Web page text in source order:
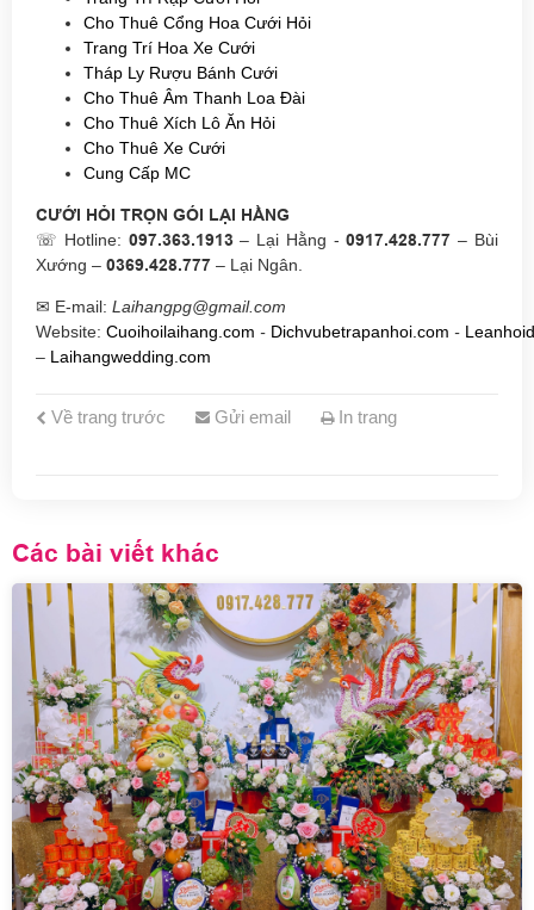
Cho Thuê Cổng Hoa Cưới Hỏi
Trang Trí Hoa Xe Cưới
Tháp Ly Rượu Bánh Cưới
Cho Thuê Âm Thanh Loa Đài
Cho Thuê Xích Lô Ăn Hỏi
Cho Thuê Xe Cưới
Cung Cấp MC
CƯỚI HỎI TRỌN GÓI LẠI HẰNG
☏ Hotline: 097.363.1913– Lại Hằng -0917.428.777 – Bùi
Xướng – 0369.428.777 – Lại Ngân.
✉ E-mail: Laihangpg@gmail.com
Website: Cuoihoilaihang.com - Dichvubetrapanhoi.com -
– Laihangwedding.com
Về trang trước Gửi email In trang
Các bài viết khác